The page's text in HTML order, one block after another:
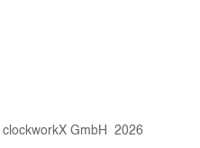
GmbH 2026